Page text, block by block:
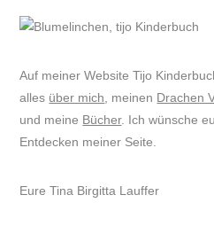
Auf meiner Website Tijo
alles über mich , meinen Drachen
und meine Bücher. Ich wünsche
Entdecken meiner Seite.
Eure Tina Birgitta Lauffer